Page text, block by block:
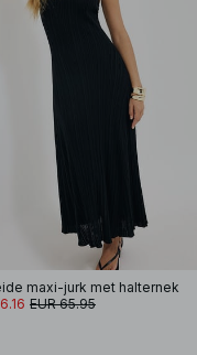
maxi-jurk met halternek
EUR 65.95